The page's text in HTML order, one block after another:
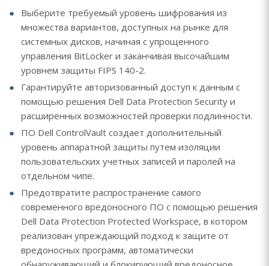
Выберите требуемый уровень шифрования из
множества вариантов, доступных на рынке для
системных дисков, начиная с упрощенного
управления BitLocker и заканчивая высочайшим
уровнем защиты FIPS 140-2.
Гарантируйте авторизованный доступ к данным с
помощью решения Dell Data Protection Security и
расширенных возможностей проверки подлинности.
ПО Dell ControlVault создает дополнительный
уровень аппаратной защиты путем изоляции
пользовательских учетных записей и паролей на
отдельном чипе.
Предотвратите распространение самого
современного вредоносного ПО с помощью решения
Dell Data Protection Protected Workspace, в котором
реализован упреждающий подход к защите от
вредоносных программ, автоматически